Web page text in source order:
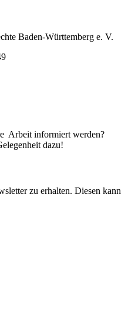
Baden-Württemberg e. V.
Arbeit informiert werden?
dazu!
zu erhalten. Diesen kann